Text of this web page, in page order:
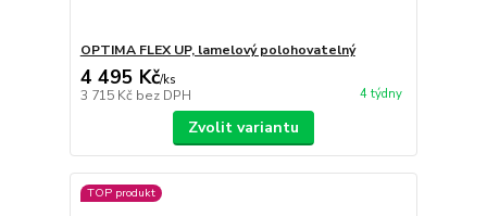
OPTIMA FLEX UP, lamelový polohovatelný
4 495 Kč/ks
3 715 Kč bez DPH 4 týdny
Zvolit variantu
TOP produkt